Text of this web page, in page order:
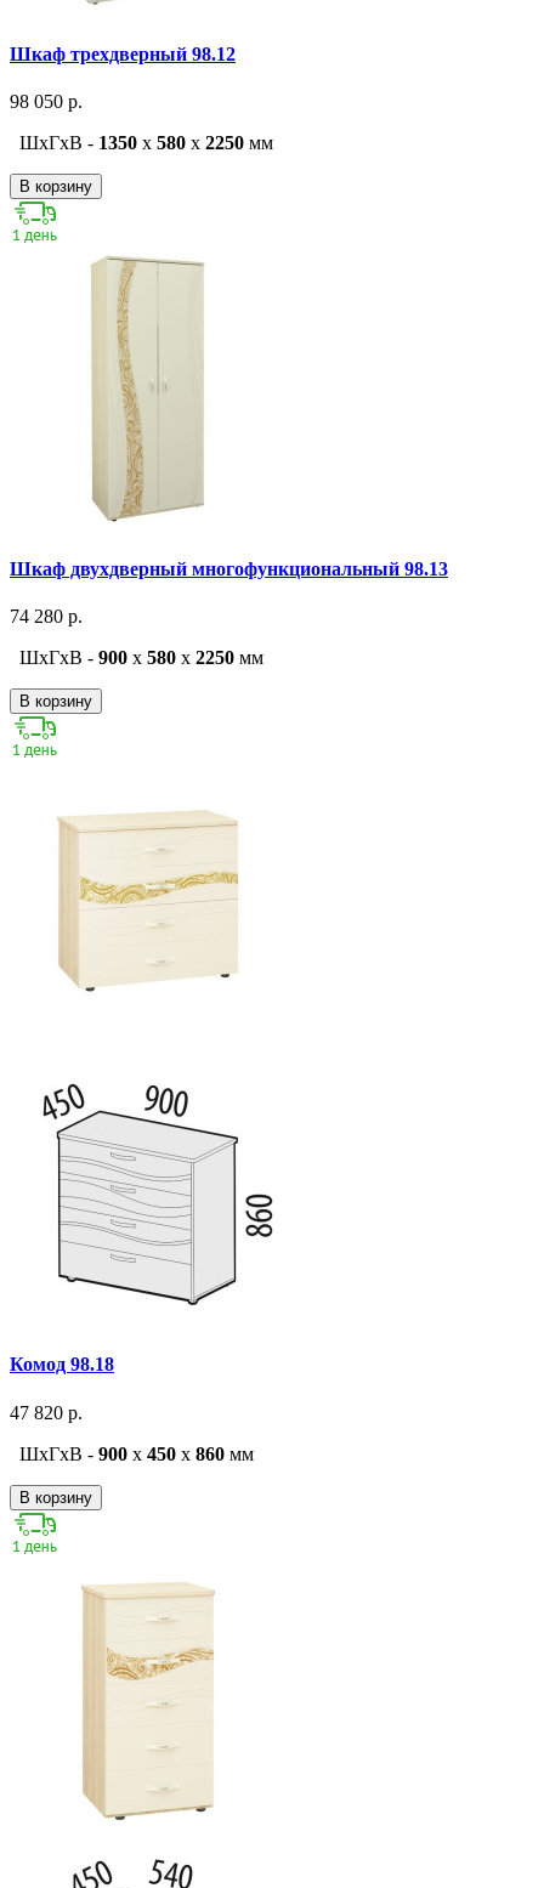
Шкаф трехдверный 98.12
98 050 р.
ШxГxВ - 1350 x 580 x 2250 мм
В корзину
Шкаф двухдверный многофункциональный 98.13
74 280 р.
ШxГxВ - 900 x 580 x 2250 мм
В корзину
Комод 98.18
47 820 р.
ШxГxВ - 900 x 450 x 860 мм
В корзину